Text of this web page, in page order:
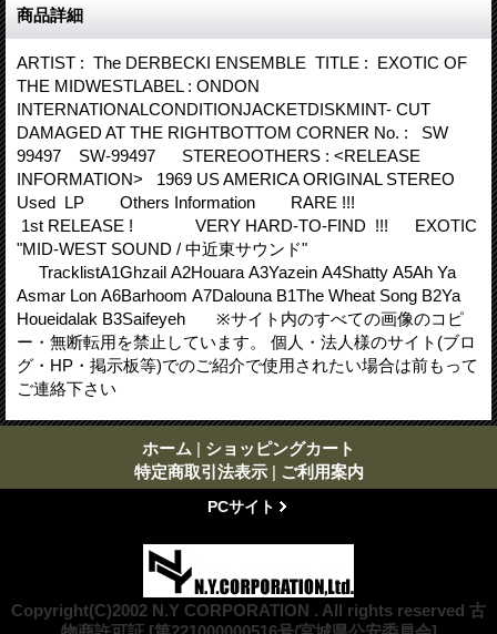
商品詳細
ARTIST : The DERBECKI ENSEMBLE TITLE : EXOTIC OF
THE MIDWESTLABEL : ONDON
INTERNATIONALCONDITIONJACKETDISKMINT- CUT
DAMAGED AT THE RIGHTBOTTOM CORNER No. : SW
99497 SW-99497 STEREOOTHERS : <RELEASE
INFORMATION> 1969 US AMERICA ORIGINAL STEREO
Used LP Others Information RARE !!!
1st RELEASE ! VERY HARD-TO-FIND !!! EXOTIC
"MID-WEST SOUND / 中近東サウンド"
TracklistA1Ghzail A2Houara A3Yazein A4Shatty A5Ah Ya
Asmar Lon A6Barhoom A7Dalouna B1The Wheat Song B2Ya
Houeidalak B3Saifeyeh ※サイト内のすべての画像のコピ
ー・無断転用を禁止しています。 個人・法人様のサイト(ブロ
グ・HP・掲示板等)でのご紹介で使用されたい場合は前もって
ご連絡下さい
ホーム | ショッピングカート
特定商取引法表示 | ご利用案内
PCサイト
Copyright(C)2002 N.Y CORPORATION . All rights reserved 古